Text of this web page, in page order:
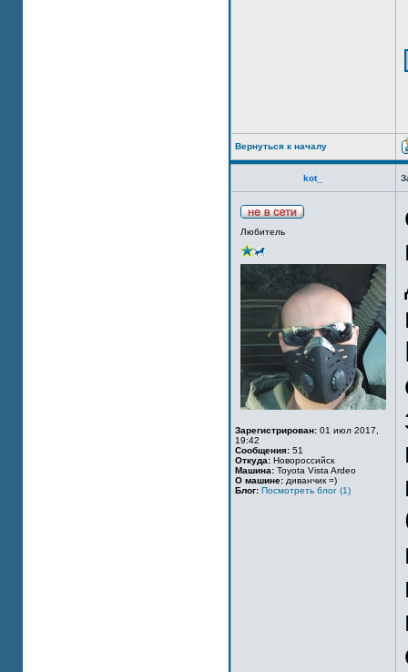
Вернуться к началу
kot_
Любитель
Зарегистрирован: 01 июл 2017,
19:42
Сообщения: 51
Откуда: Новороссийск
Машина: Toyota Vista Ardeo
О машине: диванчик =)
Блог: Посмотреть блог (1)